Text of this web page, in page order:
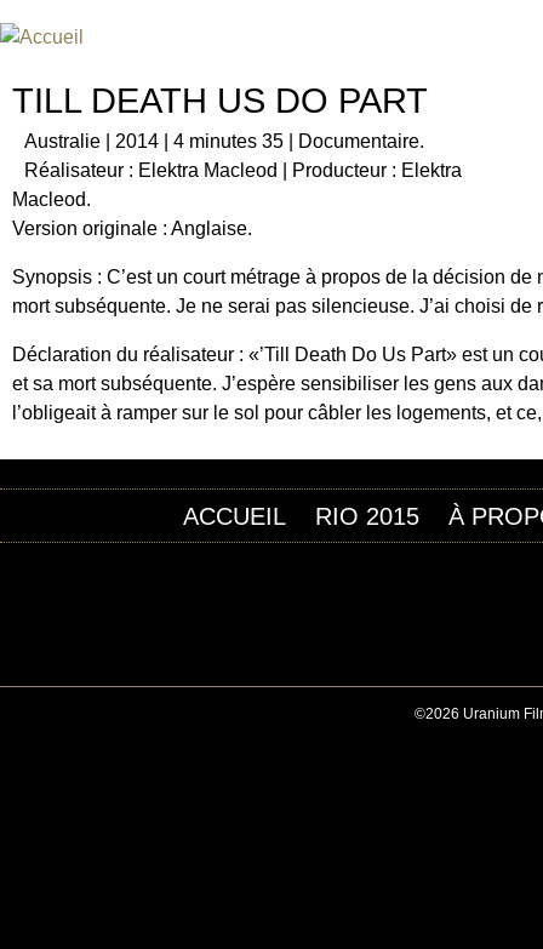
TILL DEATH US DO PART
Australie | 2014 | 4 minutes 35 | Documentaire.
Réalisateur : Elektra Macleod | Producteur : Elektra
Macleod.
Version originale : Anglaise.
Synopsis : C’est un court métrage à propos de la décision
mort subséquente. Je ne serai pas silencieuse. J’ai choisi
Déclaration du réalisateur : «’Till Death Do Us Part» est un
et sa mort subséquente. J’espère sensibiliser les gens aux
l’obligeait à ramper sur le sol pour câbler les logements, et
ACCUEIL RIO 2015 À
©2026 Uranium